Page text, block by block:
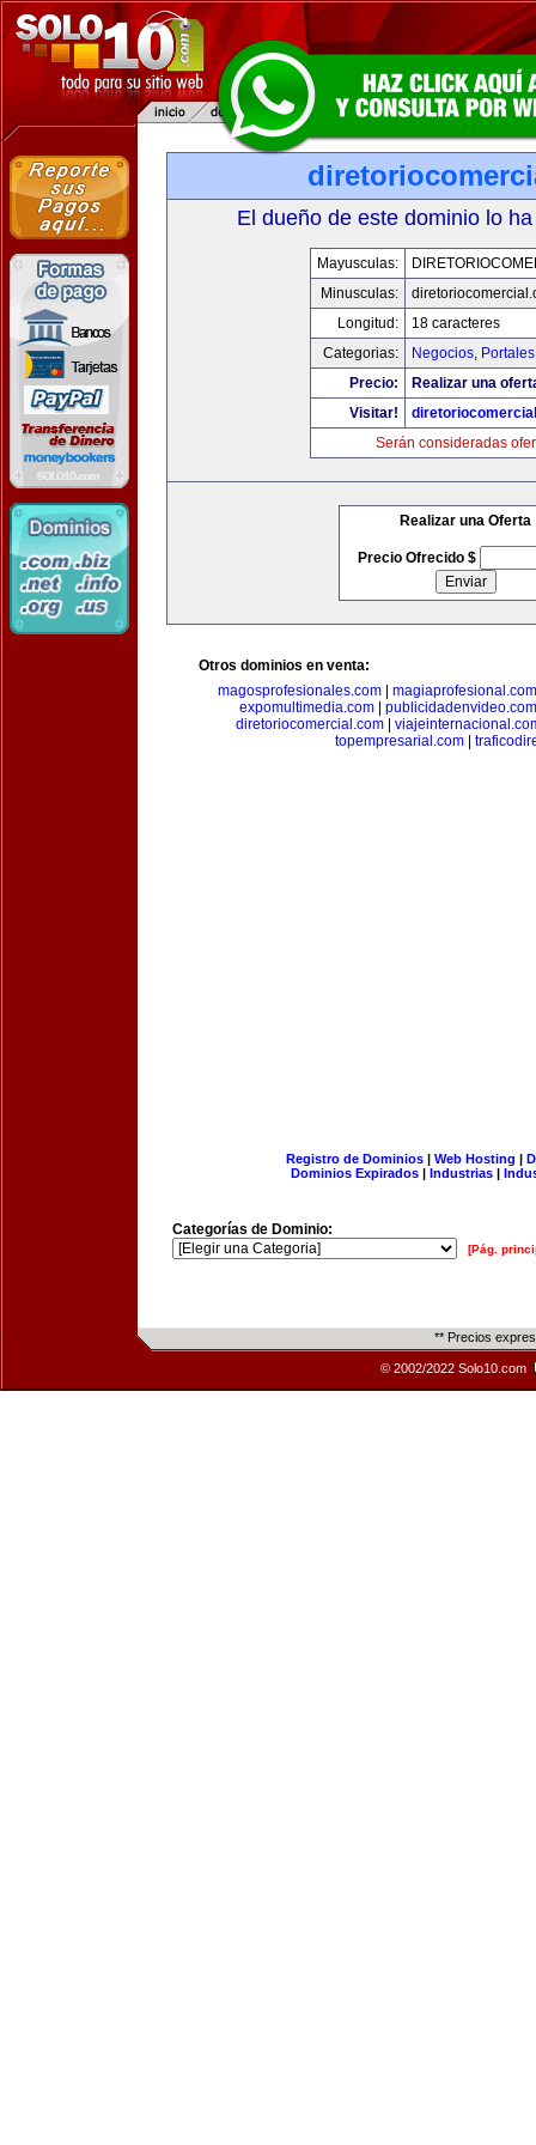
El dueño de este dominio lo
Mayusculas:
Minusculas:
Longitud:
18 caracteres
Categorias:
Negocios, Portales
Precio:
Realizar una
Visitar!
Serán consideradas
Realizar una Oferta
Precio Ofrecido $
Otros dominios en venta:
magosprofesionales.com
magiaprofesional.com
expomultimedia.com
publicidadenvideo.com
diretoriocomercial.com
topempresarial.com|
Registro de Dominios| Web Hosting |
Dominios Expirados | Industrias |
Categorías de Dominio:
[Pág.
** Precios
© 2002/2022 Solo10.com